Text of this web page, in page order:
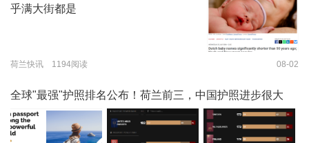
乎满大街都是
荷兰快讯 1194阅读 08-02
全球"最强"护照排名公布！荷兰前三，中国护照进步很大